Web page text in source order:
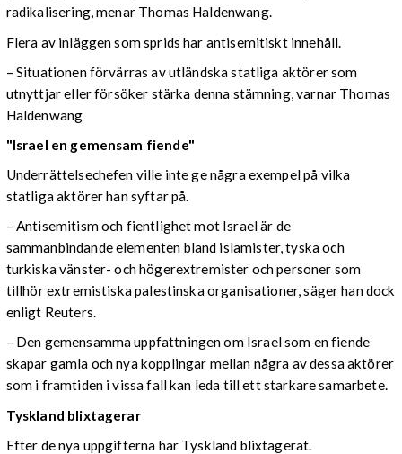
radikalisering, menar Thomas Haldenwang.
Flera av inläggen som sprids har antisemitiskt innehåll.
– Situationen förvärras av utländska statliga aktörer som
utnyttjar eller försöker stärka denna stämning, varnar Thomas
Haldenwang
"Israel en gemensam fiende"
Underrättelsechefen ville inte ge några exempel på vilka
statliga aktörer han syftar på.
– Antisemitism och fientlighet mot Israel är de
sammanbindande elementen bland islamister, tyska och
turkiska vänster- och högerextremister och personer som
tillhör extremistiska palestinska organisationer, säger han dock
enligt Reuters.
– Den gemensamma uppfattningen om Israel som en fiende
skapar gamla och nya kopplingar mellan några av dessa aktörer
som i framtiden i vissa fall kan leda till ett starkare samarbete.
Tyskland blixtagerar
Efter de nya uppgifterna har Tyskland blixtagerat.